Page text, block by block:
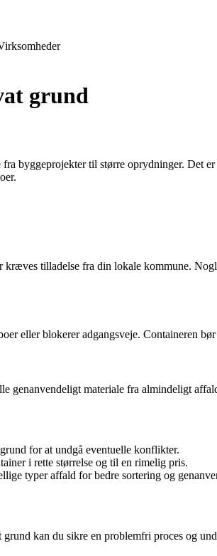
grund
byggeprojekter til større oprydninger. Det
tilladelse fra din lokale kommune.
eller blokerer adgangsveje. Containeren
materiale fra almindeligt
for at undgå eventuelle konflikter.
i rette størrelse og til en rimelig pris.
typer affald for bedre sortering og
kan du sikre en problemfri proces og